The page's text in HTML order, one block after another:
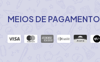
MEIOS DE PAGAMENTO